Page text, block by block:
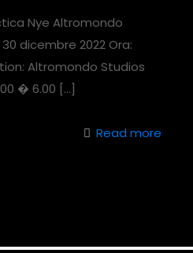
Nye Altromondo
dicembre 2022 Ora:
Altromondo Studios
� 6.00 […]
Read more